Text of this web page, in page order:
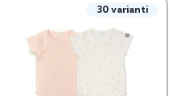
30 varianti